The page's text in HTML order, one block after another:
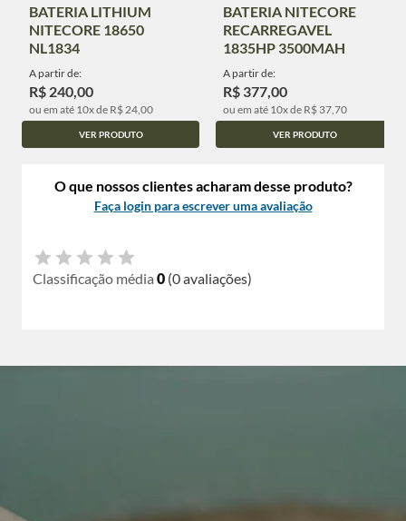
BATERIA LITHIUM
NITECORE 18650
NL1834
A partir de:
R$ 240,00
ou em até 10x de R$ 24,00
VER PRODUTO
BATERIA NITECORE
RECARREGAVEL
1835HP 3500MAH
A partir de:
R$ 377,00
ou em até 10x de R$ 37,70
VER PRODUTO
O que nossos clientes acharam desse produto?
Faça login para escrever uma avaliação
Classificação média 0 (0 avaliações)